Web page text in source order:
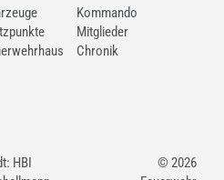
Kommando
Mitglieder
Chronik
HBI
© 2026